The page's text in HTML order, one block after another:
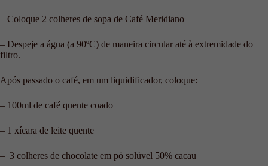
– Coloque 2 colheres de sopa de Café Meridiano
– Despeje a água (a 90ºC) de maneira circular até à extremidade do
filtro.
Após passado o café, em um liquidificador, coloque:
– 100ml de café quente coado
– 1 xícara de leite quente
– 3 colheres de chocolate em pó solúvel 50% cacau